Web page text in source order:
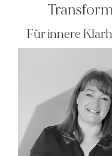
Für innere